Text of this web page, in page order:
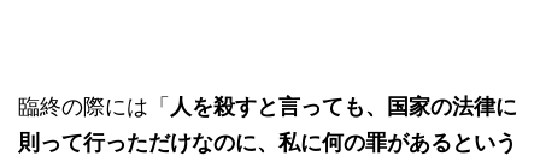
臨終の際には「人を殺すと言っても、国家の法律に
則って行っただけなのに、私に何の罪があるという